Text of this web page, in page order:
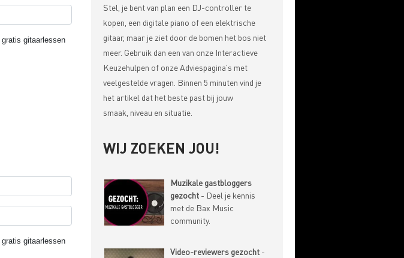
Stel, je bent van plan een DJ-controller te
kopen, een digitale piano of een elektrische
gitaar, maar je ziet door de bomen het bos niet
meer. Gebruik dan een van onze Interactieve
Keuzehulpen of onze Adviespagina's met
veelgestelde vragen . Binnen 5 minuten vind je
het artikel dat het beste past bij jouw
smaak, niveau en situatie.
WIJ ZOEKEN JOU!
Muzikale gastbloggers
gezocht - Deel je kennis
met de Bax Music
community.
Video-reviewers gezocht -